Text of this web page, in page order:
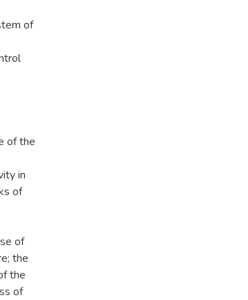
of
of the
in
of
of
the
the
of